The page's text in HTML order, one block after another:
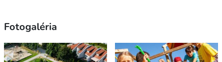
Fotogaléria